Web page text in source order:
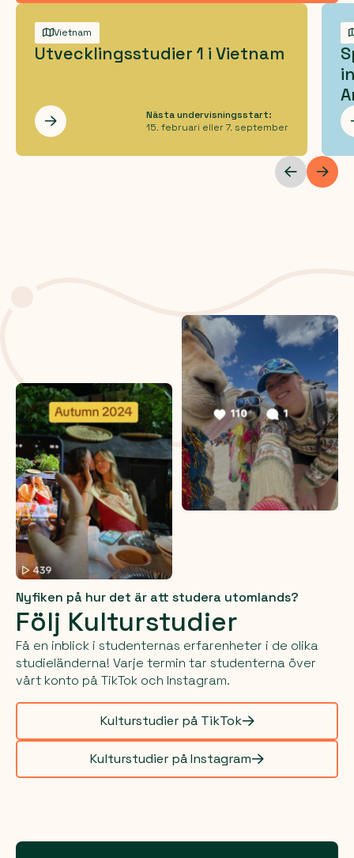
Vietnam
Utvecklingsstudier 1 i Vietnam
Les mer
Nästa undervisningsstart:
15. februari eller 7. september
Nyfiken på hur det är att studera utomlands?
Följ Kulturstudier
Få en inblick i studenternas erfarenheter i de olika
studieländerna! Varje termin tar studenterna över
vårt konto på TikTok och Instagram.
Kulturstudier på TikTok
Kulturstudier på Instagram